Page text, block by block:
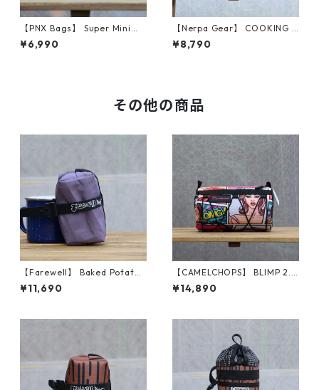
【PNX Bags】 Super Mini（P
urple/Pink）
¥6,990
【Nerpa Gear】 COOKING S
TEM BAG (Blue Camo Front)
¥8,790
その他の商品
【Farewell】 Baked Potato™
（Plum RX30）
¥11,690
【CAMELCHOPS】 BLIMP 2.0
（Pop Art）
¥14,890